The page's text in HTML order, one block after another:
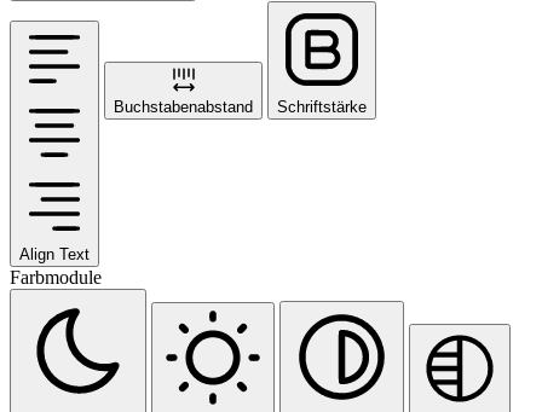
Align Text
Buchstabenabstand Schriftstärke
Farbmodule